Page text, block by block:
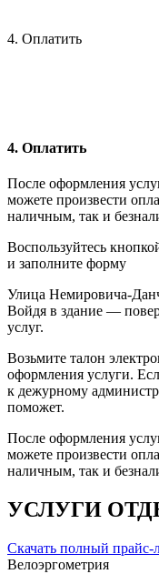
4. Оплатить
4. Оплатить
После оформления
можете произвести
наличным, так и
Воспользуйтесь
и заполните форму
Улица Немировича-
Войдя в здание —
услуг.
Возьмите талон
оформления услуги.
к дежурному
поможет.
После оформления
можете произвести
наличным, так и
УСЛУГИ
Скачать полный прайс-
Велоэргометрия